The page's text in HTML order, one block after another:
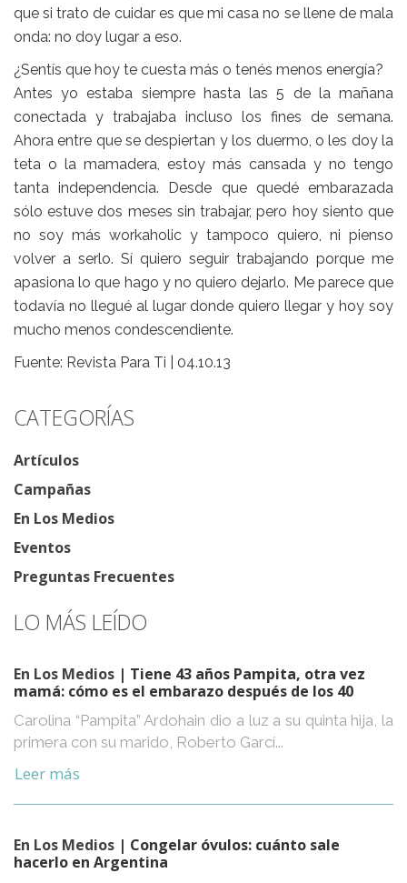
que si trato de cuidar es que mi casa no se llene de mala
onda: no doy lugar a eso.
¿Sentís que hoy te cuesta más o tenés menos energía?
Antes yo estaba siempre hasta las 5 de la mañana
conectada y trabajaba incluso los fines de semana.
Ahora entre que se despiertan y los duermo, o les doy la
teta o la mamadera, estoy más cansada y no tengo
tanta independencia. Desde que quedé embarazada
sólo estuve dos meses sin trabajar, pero hoy siento que
no soy más workaholic y tampoco quiero, ni pienso
volver a serlo. Sí quiero seguir trabajando porque me
apasiona lo que hago y no quiero dejarlo. Me parece que
todavía no llegué al lugar donde quiero llegar y hoy soy
mucho menos condescendiente.
Fuente: Revista Para Ti | 04.10.13
CATEGORÍAS
Artículos
Campañas
En Los Medios
Eventos
Preguntas Frecuentes
LO MÁS LEÍDO
En Los Medios | Tiene 43 años Pampita, otra vez
mamá: cómo es el embarazo después de los 40
Carolina “Pampita” Ardohain dio a luz a su quinta hija, la
primera con su marido, Roberto Garcí...
Leer más
En Los Medios | Congelar óvulos: cuánto sale
hacerlo en Argentina